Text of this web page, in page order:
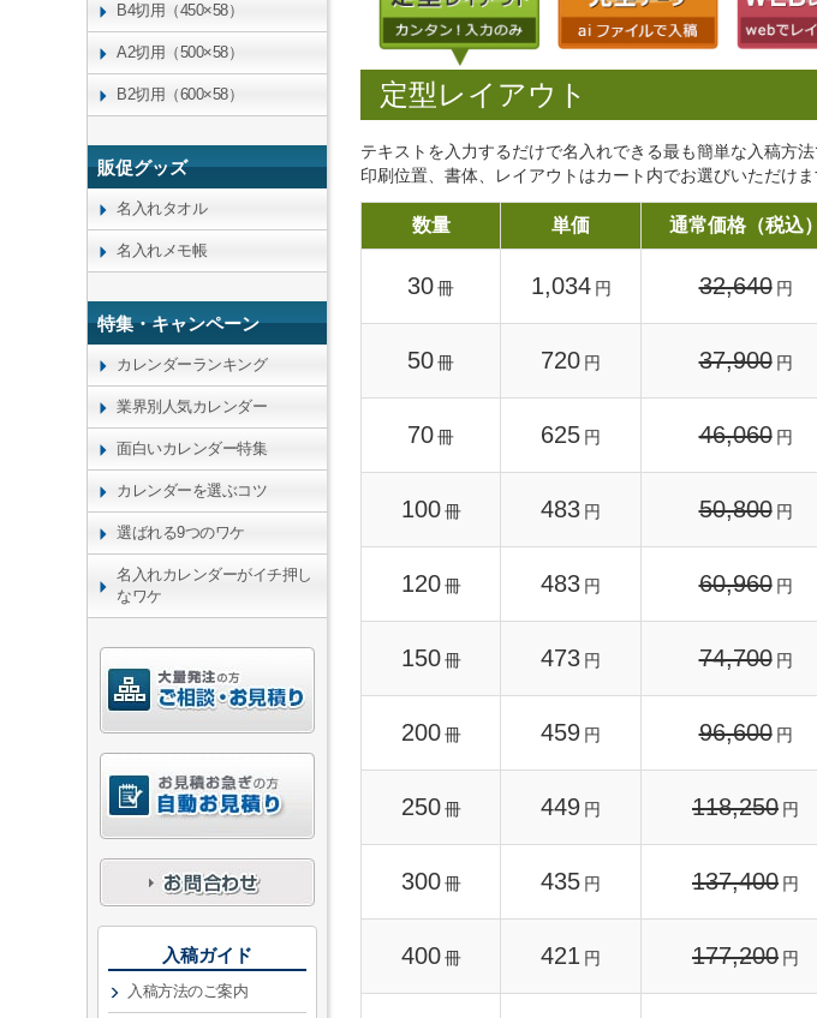
定型レイアウト
テキストを入力するだけで名入れできる最も簡単な入稿方法
印刷位置、書体、レイアウトはカート内でお選びいただけま
数量 単価 通常価格（税込）
30冊 1,034 円 32,640 円
50冊 720 円 37,900 円
70冊 625 円 46,060 円
100 冊 483 円 50,800 円
120 冊 483 円 60,960 円
150 冊 473 円 74,700 円
200 冊 459 円 96,600 円
250 冊 449 円 118,250 円
300 冊 435 円 137,400 円
400 冊 421 円 177,200 円
B4切用（450×58）
A2切用（500×58）
B2切用（600×58）
販促グッズ
名入れタオル
名入れメモ帳
特集・キャンペーン
カレンダーランキング
業界別人気カレンダー
面白いカレンダー特集
カレンダーを選ぶコツ
選ばれる9つのワケ
名入れカレンダーがイチ押し
なワケ
入稿ガイド
入稿方法のご案内